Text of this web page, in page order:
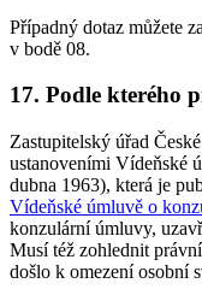
Případný dotaz můžete
v bodě 08.
17. Podle kterého
Zastupitelský úřad
ustanoveními Vídeňské
dubna 1963), která je
Vídeňské úmluvě o
konzulární úmluvy,
Musí též zohlednit
došlo k omezení osobní